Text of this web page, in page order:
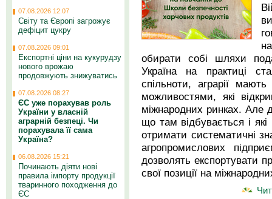
обирати собі шляхи
Україна на практиці
спільноти, аграрії
можливостями, які
міжнародних ринках. Але
що там відбувається і
отримати систематичні
агропромислових
дозволять експортувати
свої позиції на
07.08.2026 12:07
Світу та Європі загрожує
дефіцит цукру
07.08.2026 09:01
Експортні ціни на кукурудзу
нового врожаю
продовжують знижуватись
07.08.2026 08:27
ЄС уже порахував роль
України у власній
аграрній безпеці. Чи
порахувала її сама
Україна?
06.08.2026 15:21
Починають діяти нові
правила імпорту продукції
тваринного походження до
ЄС